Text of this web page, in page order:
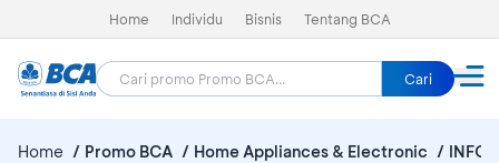
Home Individu Bisnis Tentang BCA
Cari
Home Promo BCA Home Appliances & Electronic